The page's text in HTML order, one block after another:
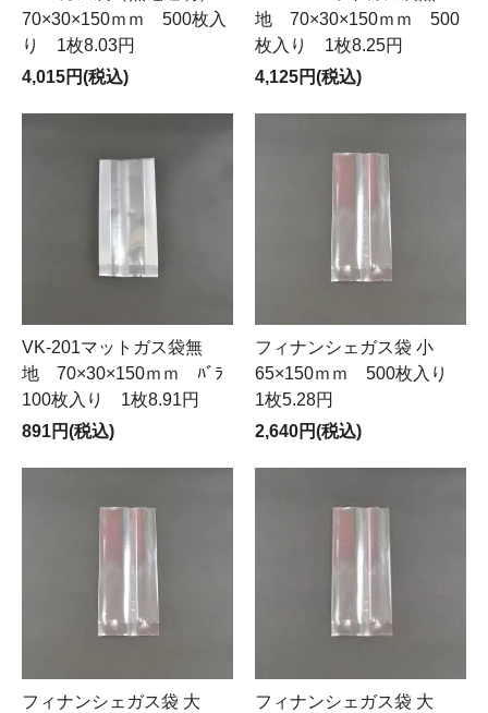
70×30×150ｍｍ 500枚入
り 1枚8.03円
4,015円(税込)
地 70×30×150ｍｍ 500
枚入り 1枚8.25円
4,125円(税込)
VK-201マットガス袋無
地 70×30×150ｍｍ ﾊﾞﾗ
100枚入り 1枚8.91円
891円(税込)
フィナンシェガス袋 小
65×150ｍｍ 500枚入り
1枚5.28円
2,640円(税込)
フィナンシェガス袋 大
フィナンシェガス袋 大